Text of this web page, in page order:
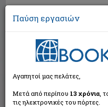
Αναζήτηση
Παύση εργασιών
Αγαπητοί μας πελάτες,
Μετά από περίπου 13 χρόνια,
τις ηλεκτρονικές του πόρτες.